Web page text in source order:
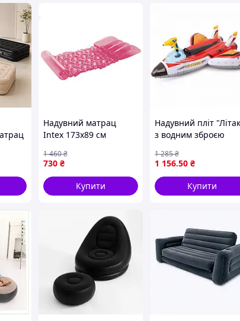
в Чехії.
нижньої
Надувний матрац
Intex 173х89 см
відпочинку та сну до
100 кг
730 ₴
1 460₴
Купити
Надувний пліт
з водним зброєю
1 156.50 ₴
1 285₴
Купити